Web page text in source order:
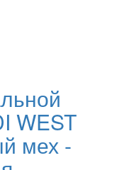
WEST
мех -